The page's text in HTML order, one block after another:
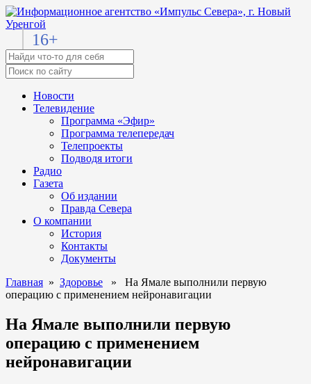
16+
Новости
Телевидение
Программа «Эфир»
Программа телепередач
Телепроекты
Подводя итоги
Радио
Газета
Об издании
Правда Севера
О компании
История
Контакты
Документы
Главная » Здоровье » На Ямале выполнили первую
операцию с применением нейронавигации
На Ямале выполнили первую
операцию с применением
нейронавигации